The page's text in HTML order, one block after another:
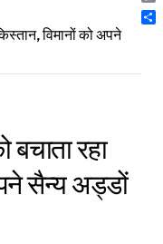
विमानों को अपने
रहा
सैन्य अड्डों